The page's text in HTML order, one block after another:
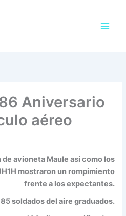
Aniversario
aéreo
de avioneta Maule así como los
mostraron un rompimiento
frente a los expectantes.
soldados del aire graduados.